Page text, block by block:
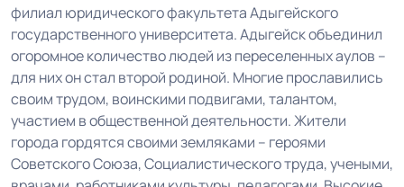
филиал юридического факультета Адыгейского
государственного университета. Адыгейск объединил
огоромное количество людей из переселенных аулов –
для них он стал второй родиной. Многие прославились
своим трудом, воинскими подвигами, талантом,
участием в общественной деятельности. Жители
города гордятся своими земляками – героями
Советского Союза, Социалистического труда, учеными,